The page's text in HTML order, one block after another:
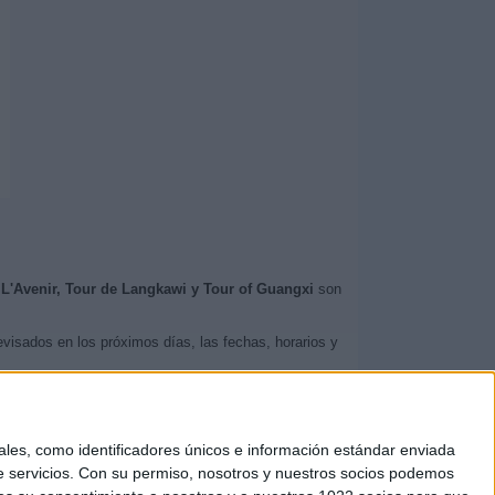
como identificadores únicos e información estándar enviada
servicios. Con su permiso, nosotros y nuestros socios podemos
Tour de Langkawi y Tour of Guangxi son
en los próximos días, las fechas, horarios y
agenda completa para hoy y los próximos días,